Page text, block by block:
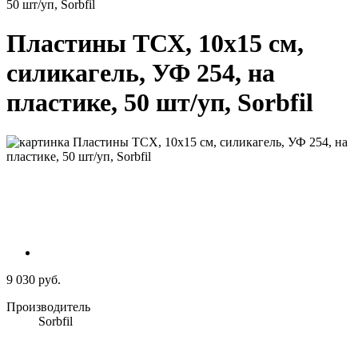
50 шт/уп, Sorbfil
Пластины ТСХ, 10х15 см,
силикагель, УФ 254, на
пластике, 50 шт/уп, Sorbfil
9 030 руб.
Производитель
Sorbfil